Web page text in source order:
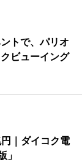
トで、パリオ
ビューイング
｜ダイコク電
」